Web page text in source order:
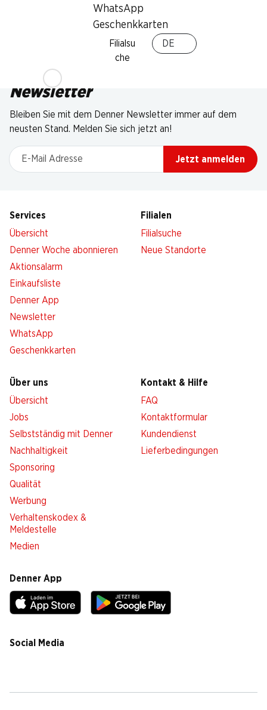
WhatsApp
Geschenkkarten
Filialsu
che
DE
Newsletter
Bleiben Sie mit dem Denner Newsletter immer auf dem
neusten Stand. Melden Sie sich jetzt an!
E-Mail Adresse
Jetzt anmelden
Services
Übersicht
Denner Woche abonnieren
Aktionsalarm
Einkaufsliste
Denner App
Newsletter
WhatsApp
Geschenkkarten
Filialen
Filialsuche
Neue Standorte
Über uns
Übersicht
Jobs
Selbstständig mit Denner
Nachhaltigkeit
Sponsoring
Qualität
Werbung
Verhaltenskodex &
Meldestelle
Medien
Kontakt & Hilfe
FAQ
Kontaktformular
Kundendienst
Lieferbedingungen
Denner App
Social Media